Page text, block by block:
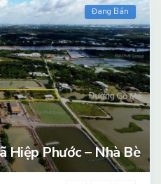
Đang Bán
Hiệp Phước – Nhà Bè